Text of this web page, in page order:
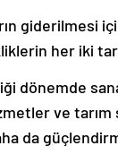
giderilmesi
her iki
dönemde
ve
da